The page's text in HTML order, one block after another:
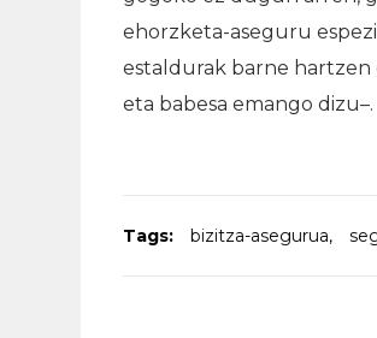
ehorzketa-aseguru
estaldurak barne hartzen
eta babesa emango dizu–.
Tags: bizitza-asegurua,